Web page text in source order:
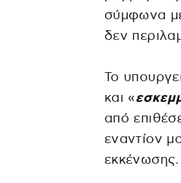
σύμφωνα
δεν
Το
και «
από
εναντίον
εκκένωσης.